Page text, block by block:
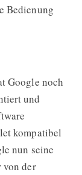
Bedienung
Google noch
und
kompatibel
nun seine
von der